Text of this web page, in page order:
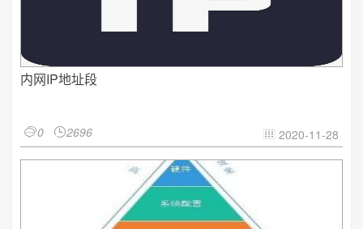
内网IP地址段
0 2696  2020-11-28